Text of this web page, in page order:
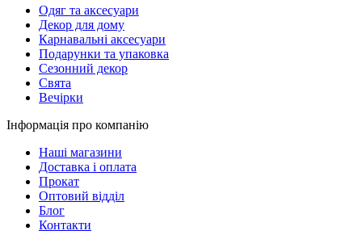
Oдяг та аксесуари
Декор для дому
Карнавальні аксесуари
Подарунки та упаковка
Сезонний декор
Свята
Вечірки
Інформація про компанію
Наші магазини
Доставка і оплата
Прокат
Оптовий відділ
Блог
Контакти